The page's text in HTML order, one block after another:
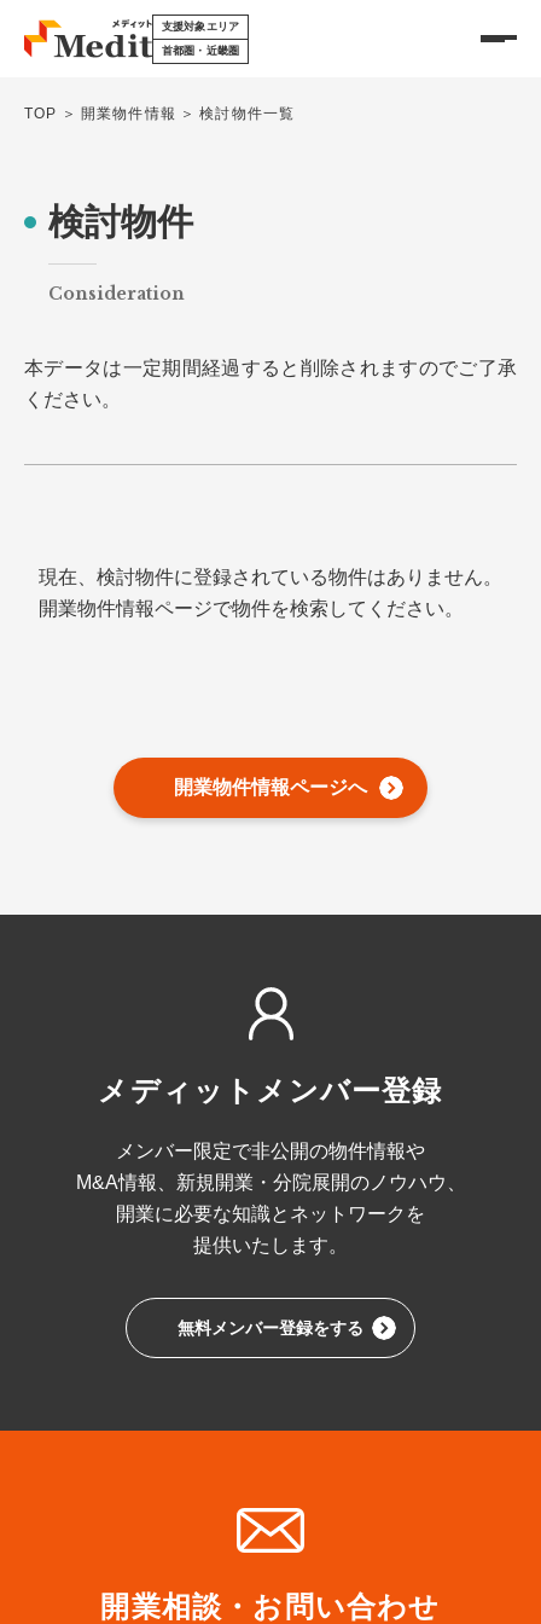
支援対象エリア
首都圏・近畿圏
サービスについて
医療モールについて
各種リース
分院・サテライト展開支援
サポート担当について
開業物件情報
承継物件情報
開業までの流れについて
開業医の年収
新規開業支援
支援事例
TOP 開業物件情報 検討物件一覧
検討物件
Consideration
本データは一定期間経過すると削除されますのでご了承
ください。
現在、検討物件に登録されている物件はありません。
開業物件情報ページで物件を検索してください。
開業物件情報ページへ
メディットメンバー登録
メンバー限定で非公開の物件情報や
M&A情報、 新規開業・分院展開のノウハウ、
開業に必要な知識とネットワークを
提供いたします。
無料メンバー登録をする
開業相談・お問い合わせ